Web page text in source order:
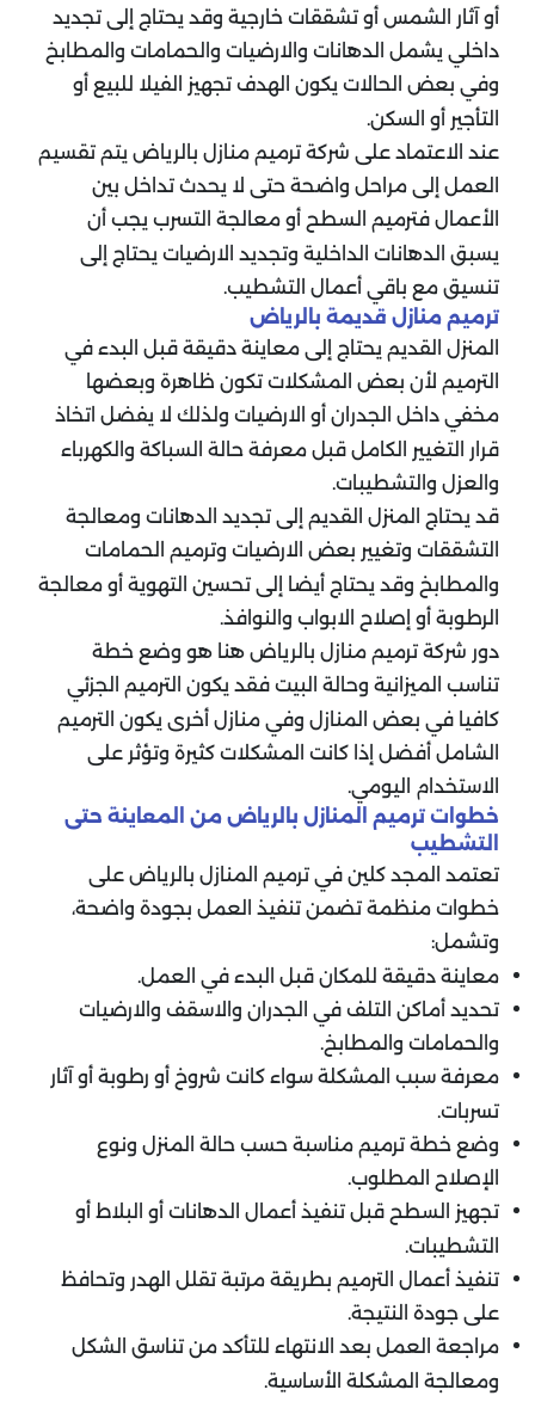
أو آثار الشمس أو تشققات خارجية وقد يحتاج إلى تجديد
داخلي يشمل الدهانات والارضيات والحمامات والمطابخ
وفي بعض الحالات يكون الهدف تجهيز الفيلا للبيع أو
التأجير أو السكن.
عند الاعتماد على شركة ترميم منازل بالرياض يتم تقسيم
العمل إلى مراحل واضحة حتى لا يحدث تداخل بين
الأعمال فترميم السطح أو معالجة التسرب يجب أن
يسبق الدهانات الداخلية وتجديد الارضيات يحتاج إلى
تنسيق مع باقي أعمال التشطيب.
ترميم منازل قديمة بالرياض
المنزل القديم يحتاج إلى معاينة دقيقة قبل البدء في
الترميم لأن بعض المشكلات تكون ظاهرة وبعضها
مخفي داخل الجدران أو الارضيات ولذلك لا يفضل اتخاذ
قرار التغيير الكامل قبل معرفة حالة السباكة والكهرباء
والعزل والتشطيبات.
قد يحتاج المنزل القديم إلى تجديد الدهانات ومعالجة
التشققات وتغيير بعض الارضيات وترميم الحمامات
والمطابخ وقد يحتاج أيضا إلى تحسين التهوية أو معالجة
الرطوبة أو إصلاح الابواب والنوافذ.
دور شركة ترميم منازل بالرياض هنا هو وضع خطة
تناسب الميزانية وحالة البيت فقد يكون الترميم الجزئي
كافيا في بعض المنازل وفي منازل أخرى يكون الترميم
الشامل أفضل إذا كانت المشكلات كثيرة وتؤثر على
الاستخدام اليومي.
خطوات ترميم المنازل بالرياض من المعاينة حتى
التشطيب
تعتمد المجد كلين في ترميم المنازل بالرياض على
خطوات منظمة تضمن تنفيذ العمل بجودة واضحة،
وتشمل:
معاينة دقيقة للمكان قبل البدء في العمل.
تحديد أماكن التلف في الجدران والاسقف والارضيات
والحمامات والمطابخ.
معرفة سبب المشكلة سواء كانت شروخ أو رطوبة أو آثار
تسربات.
وضع خطة ترميم مناسبة حسب حالة المنزل ونوع
الإصلاح المطلوب.
تجهيز السطح قبل تنفيذ أعمال الدهانات أو البلاط أو
التشطيبات.
تنفيذ أعمال الترميم بطريقة مرتبة تقلل الهدر وتحافظ
على جودة النتيجة.
مراجعة العمل بعد الانتهاء للتأكد من تناسق الشكل
ومعالجة المشكلة الأساسية.